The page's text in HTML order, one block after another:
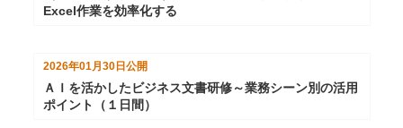
Excel作業を効率化する
2026年01月30日 公開
ＡＩを活かしたビジネス文書研修～業務シーン別の活用
ポイント（１日間）